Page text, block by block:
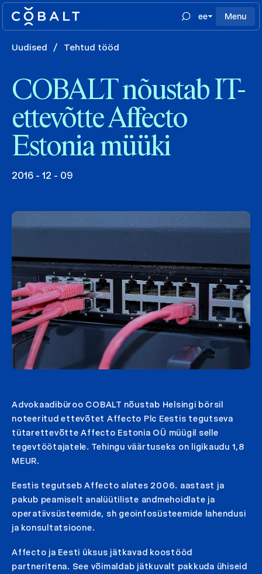
ee Menu
Uudised / Tehtud tööd
COBALT nõustab IT-
ettevõtte Affecto
Estonia müüki
2016 - 12 - 09
Advokaadibüroo COBALT nõustab Helsingi börsil
noteeritud ettevõtet Affecto Plc Eestis tegutseva
tütarettevõtte Affecto Estonia OÜ müügil selle
tegevtöötajatele. Tehingu väärtuseks on ligikaudu 1,8
MEUR.
Eestis tegutseb Affecto alates 2006. aastast ja
pakub peamiselt analüütiliste andmehoidlate ja
operatiivsüsteemide, sh geoinfosüsteemide lahendusi
ja konsultatsioone.
Affecto ja Eesti üksus jätkavad koostööd
partneritena. See võimaldab jätkuvalt pakkuda ühiseid